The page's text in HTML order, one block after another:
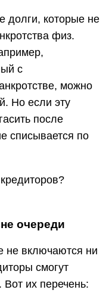
долги, которые не
физ.
с
можно
Но если эту
после
списывается по
очереди
не включаются ни
смогут
их перечень: